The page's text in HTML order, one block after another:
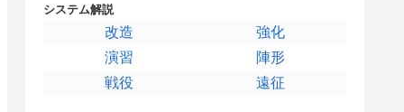
システム解説
改造
強化
演習
陣形
戦役
遠征